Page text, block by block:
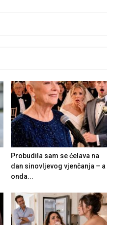
Probudila sam se ćelava na
dan sinovljevog vjenčanja – a
onda...